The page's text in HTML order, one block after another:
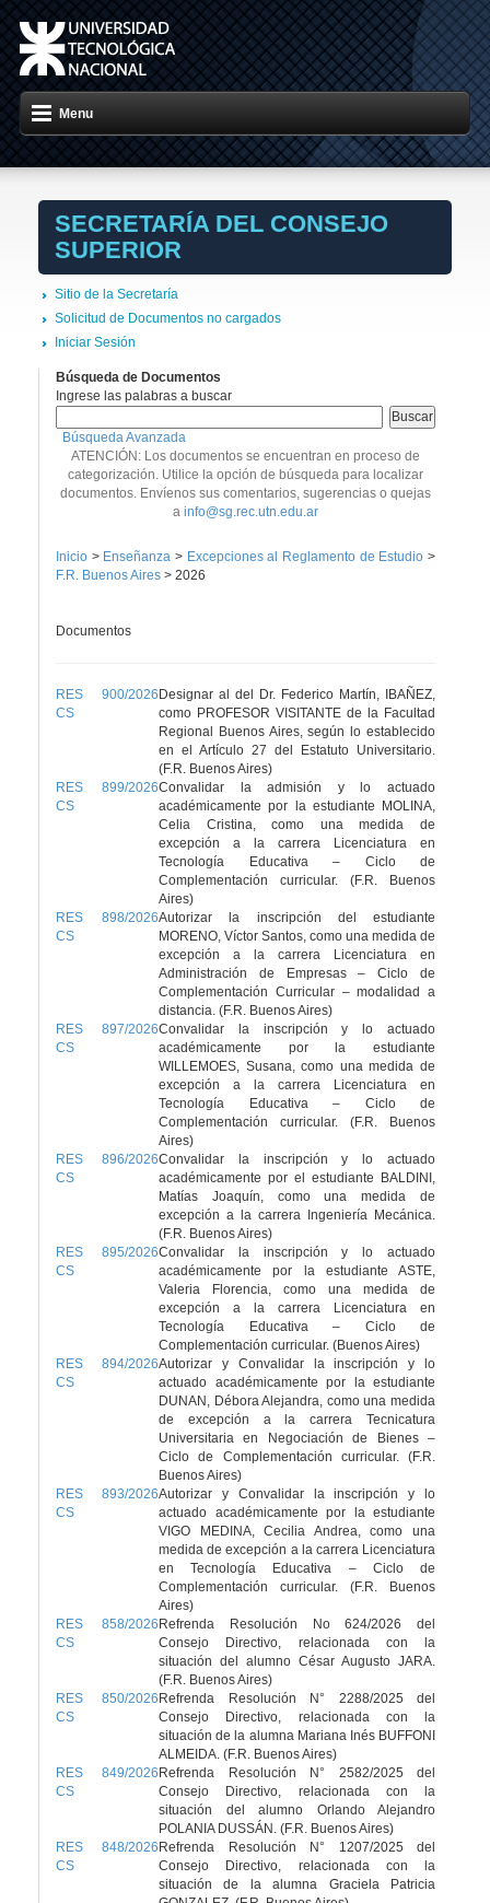
Menu
SECRETARÍA DEL CONSEJO
SUPERIOR
Sitio de la Secretaría
Solicitud de Documentos no cargados
Iniciar Sesión
Búsqueda de Documentos
Ingrese las palabras a buscar
Búsqueda Avanzada
ATENCIÓN: Los documentos se encuentran en proceso de
categorización. Utilice la opción de búsqueda para localizar
documentos. Envíenos sus comentarios, sugerencias o quejas
a info@sg.rec.utn.edu.ar
Inicio > Enseñanza> Excepciones al Reglamento de Estudio >
F.R. Buenos Aires > 2026
Documentos
RES 900/2026
CS
Designar al del Dr. Federico Martín, IBAÑEZ,
como PROFESOR VISITANTE de la Facultad
Regional Buenos Aires, según lo establecido
en el Artículo 27 del Estatuto Universitario.
(F.R. Buenos Aires)
RES 899/2026
CS
Convalidar la admisión y lo actuado
académicamente por la estudiante MOLINA,
Celia Cristina, como una medida de
excepción a la carrera Licenciatura en
Tecnología Educativa – Ciclo de
Complementación curricular. (F.R. Buenos
Aires)
RES 898/2026
CS
Autorizar la inscripción del estudiante
MORENO, Víctor Santos, como una medida de
excepción a la carrera Licenciatura en
Administración de Empresas – Ciclo de
Complementación Curricular – modalidad a
distancia. (F.R. Buenos Aires)
RES 897/2026
CS
Convalidar la inscripción y lo actuado
académicamente por la estudiante
WILLEMOES, Susana, como una medida de
excepción a la carrera Licenciatura en
Tecnología Educativa – Ciclo de
Complementación curricular. (F.R. Buenos
Aires)
RES 896/2026
CS
Convalidar la inscripción y lo actuado
académicamente por el estudiante BALDINI,
Matías Joaquín, como una medida de
excepción a la carrera Ingeniería Mecánica.
(F.R. Buenos Aires)
RES 895/2026
CS
Convalidar la inscripción y lo actuado
académicamente por la estudiante ASTE,
Valeria Florencia, como una medida de
excepción a la carrera Licenciatura en
Tecnología Educativa – Ciclo de
Complementación curricular. (Buenos Aires)
RES 894/2026
CS
Autorizar y Convalidar la inscripción y lo
actuado académicamente por la estudiante
DUNAN, Débora Alejandra, como una medida
de excepción a la carrera Tecnicatura
Universitaria en Negociación de Bienes –
Ciclo de Complementación curricular. (F.R.
Buenos Aires)
RES 893/2026
CS
Autorizar y Convalidar la inscripción y lo
actuado académicamente por la estudiante
VIGO MEDINA, Cecilia Andrea, como una
medida de excepción a la carrera Licenciatura
en Tecnología Educativa – Ciclo de
Complementación curricular. (F.R. Buenos
Aires)
RES 858/2026
CS
Refrenda Resolución No 624/2026 del
Consejo Directivo, relacionada con la
situación del alumno César Augusto JARA.
(F.R. Buenos Aires)
RES 850/2026
CS
Refrenda Resolución N° 2288/2025 del
Consejo Directivo, relacionada con la
situación de la alumna Mariana Inés BUFFONI
ALMEIDA. (F.R. Buenos Aires)
RES 849/2026
CS
Refrenda Resolución N° 2582/2025 del
Consejo Directivo, relacionada con la
situación del alumno Orlando Alejandro
POLANIA DUSSÁN. (F.R. Buenos Aires)
RES 848/2026
CS
Refrenda Resolución N° 1207/2025 del
Consejo Directivo, relacionada con la
situación de la alumna Graciela Patricia